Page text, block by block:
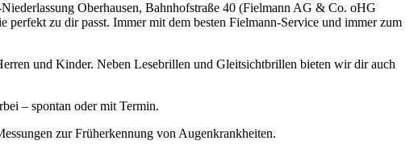
Oberhausen, Bahnhofstraße 40 (Fielmann AG & Co. oHG
zu dir passt. Immer mit dem besten Fielmann-Service und immer zum
und Kinder. Neben Lesebrillen und Gleitsichtbrillen bieten wir dir auch
– spontan oder mit Termin.
zur Früherkennung von Augenkrankheiten.